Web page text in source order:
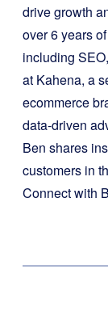
drive growth
over 6 years
including
at Kahena, a
ecommerce
data-driven
Ben shares
customers in
Connect with